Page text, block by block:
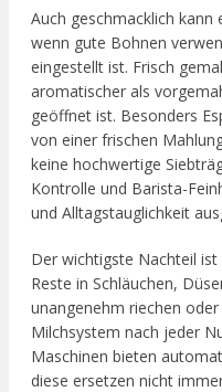
Auch geschmacklich
wenn gute Bohnen
eingestellt ist. Frisch
aromatischer als
geöffnet ist. Besonders
von einer frischen
keine hochwertige
Kontrolle und Barista-
und Alltagstauglichkeit
Der wichtigste Nachteil ist
Reste in Schläuchen,
unangenehm riechen
Milchsystem nach jeder
Maschinen bieten
diese ersetzen nicht